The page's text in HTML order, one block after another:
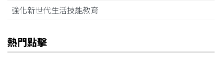
強化新世代生活技能教育
熱門點擊